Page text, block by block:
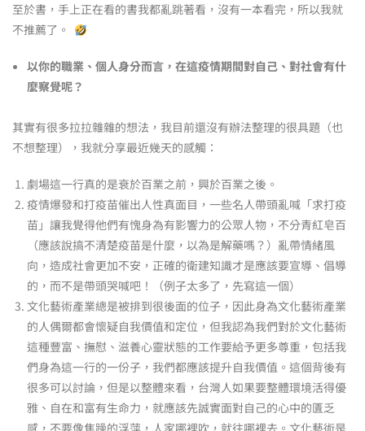
至於書，手上正在看的書我都亂跳著看，沒有一本看完，所以我就
不推薦了。
以你的職業、個人身分而言，在這疫情期間對自己、對社會有什
麼察覺呢？
其實有很多拉拉雜雜的想法，我目前還沒有辦法整理的很具題（也
不想整理），我就分享最近幾天的感觸：
劇場這一行真的是衰於百業之前，興於百業之後。
疫情爆發和打疫苗催出人性真面目，一些名人帶頭亂喊「求打疫
苗」讓我覺得他們有愧身為有影響力的公眾人物，不分青紅皂百
（應該說搞不清楚疫苗是什麼，以為是解藥嗎？）亂帶情緒風
向，造成社會更加不安，正確的衛建知識才是應該要宣導、倡導
的，而不是帶頭哭喊吧！（例子太多了，先寫這一個）
文化藝術產業總是被排到很後面的位子，因此身為文化藝術產業
的人偶爾都會懷疑自我價值和定位，但我認為我們對於文化藝術
這種豐富、撫慰、滋養心靈狀態的工作要給予更多尊重，包括我
們身為這一行的一份子，我們都應該提升自我價值。這個背後有
很多可以討論，但是以整體來看，台灣人如果要整體環境活得優
雅、自在和富有生命力，就應該先誠實面對自己的心中的匱乏